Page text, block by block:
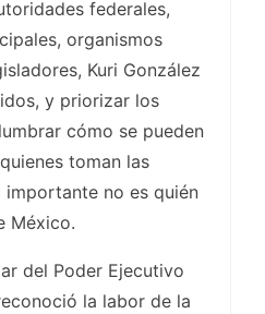
federales,
organismos
Kuri González
y priorizar los
cómo se pueden
toman las
no es quién
México.
del Poder Ejecutivo
la labor de la